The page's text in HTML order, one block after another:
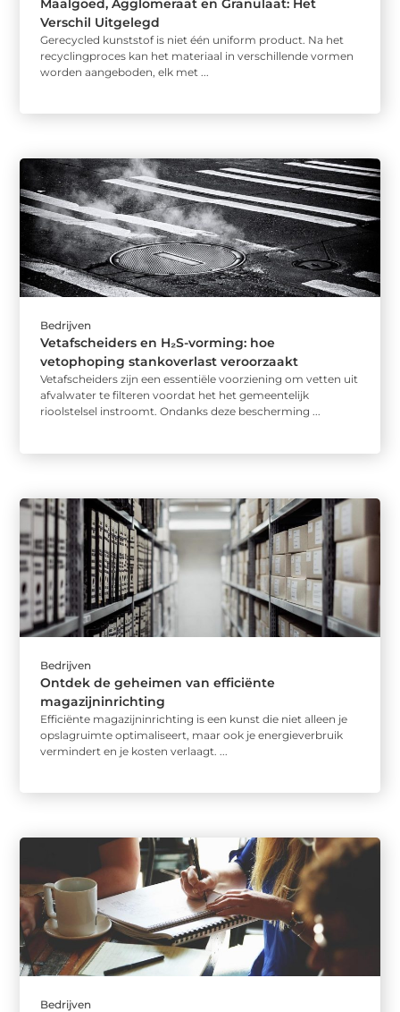
Maalgoed, Agglomeraat en Granulaat: Het
Verschil Uitgelegd
Gerecycled kunststof is niet één uniform product. Na het
recyclingproces kan het materiaal in verschillende vormen
worden aangeboden, elk met ...
Bedrijven
Vetafscheiders en H₂S-vorming: hoe
vetophoping stankoverlast veroorzaakt
Vetafscheiders zijn een essentiële voorziening om vetten uit
afvalwater te filteren voordat het het gemeentelijk
rioolstelsel instroomt. Ondanks deze bescherming ...
Bedrijven
Ontdek de geheimen van efficiënte
magazijninrichting
Efficiënte magazijninrichting is een kunst die niet alleen je
opslagruimte optimaliseert, maar ook je energieverbruik
vermindert en je kosten verlaagt. ...
Bedrijven